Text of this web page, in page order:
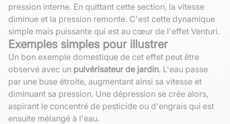
pression interne. En quittant cette section, la vitesse
diminue et la pression remonte. C'est cette dynamique
simple mais puissante qui est au cœur de l'effet Venturi.
Exemples simples pour illustrer
Un bon exemple domestique de cet effet peut être
observé avec un pulvérisateur de jardin. L'eau passe
par une buse étroite, augmentant ainsi sa vitesse et
diminuant sa pression. Une dépression se crée alors,
aspirant le concentré de pesticide ou d'engrais qui est
ensuite mélangé à l'eau.